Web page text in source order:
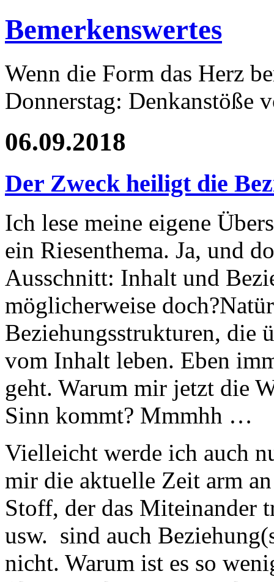
Bemerkenswertes
Wenn die Form das Herz
Donnerstag: Denkanstöße
06.09.2018
Der Zweck heiligt die
Ich lese meine eigene
ein Riesenthema. Ja, und
Ausschnitt: Inhalt und
möglicherweise doch?
Beziehungsstrukturen, die
vom Inhalt leben. Eben
geht. Warum mir jetzt die
Sinn kommt? Mmmhh …
Vielleicht werde ich auch
mir die aktuelle Zeit arm
Stoff, der das Miteinander
usw. sind auch
nicht. Warum ist es so